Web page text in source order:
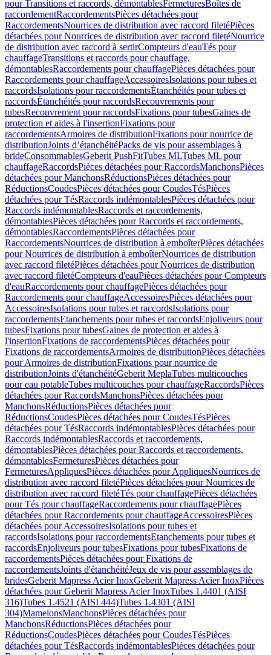
pour Transitions et raccords, démontablesFermeturesBoîtes de
raccordementRaccordementsPièces détachées pour
RaccordementsNourrices de distribution avec raccord filetéPièces
détachées pour Nourrices de distribution avec raccord filetéNourrice
de distribution avec raccord à sertirCompteurs d'eauTés pour
chauffageTransitions et raccords pour chauffage,
démontablesRaccordements pour chauffagePièces détachées pour
Raccordements pour chauffageAccessoiresIsolations pour tubes et
raccordsIsolations pour raccordementsÉtanchéités pour tubes et
raccordsÉtanchéités pour raccordsRecouvrements pour
tubesRecouvrement pour raccordsFixations pour tubesGaines de
protection et aides à l'insertionFixations pour
raccordementsArmoires de distributionFixations pour nourrice de
distributionJoints d’étanchéitéPacks de vis pour assemblages à
brideConsommablesGeberit PushFitTubes MLTubes ML pour
chauffageRaccordsPièces détachées pour RaccordsManchonsPièces
détachées pour ManchonsRéductionsPièces détachées pour
RéductionsCoudesPièces détachées pour CoudesTésPièces
détachées pour TésRaccords indémontablesPièces détachées pour
Raccords indémontablesRaccords et raccordements,
démontablesPièces détachées pour Raccords et raccordements,
démontablesRaccordementsPièces détachées pour
RaccordementsNourrices de distribution à emboîterPièces détachées
pour Nourrices de distribution à emboîterNourrices de distribution
avec raccord filetéPièces détachées pour Nourrices de distribution
avec raccord filetéCompteurs d'eauPièces détachées pour Compteurs
d'eauRaccordements pour chauffagePièces détachées pour
Raccordements pour chauffageAccessoiresPièces détachées pour
AccessoiresIsolations pour tubes et raccordsIsolations pour
raccordementsEtanchements pour tubes et raccordsEnjoliveurs pour
tubesFixations pour tubesGaines de protection et aides à
l'insertionFixations de raccordementsPièces détachées pour
Fixations de raccordementsArmoires de distributionPièces détachées
pour Armoires de distributionFixations pour nourrice de
distributionJoints d'étanchéitéGeberit MeplaTubes multicouches
pour eau potableTubes multicouches pour chauffageRaccordsPièces
détachées pour RaccordsManchonsPièces détachées pour
ManchonsRéductionsPièces détachées pour
RéductionsCoudesPièces détachées pour CoudesTésPièces
détachées pour TésRaccords indémontablesPièces détachées pour
Raccords indémontablesRaccords et raccordements,
démontablesPièces détachées pour Raccords et raccordements,
démontablesFermeturesPièces détachées pour
FermeturesAppliquesPièces détachées pour AppliquesNourrices de
distribution avec raccord filetéPièces détachées pour Nourrices de
distribution avec raccord filetéTés pour chauffagePièces détachées
pour Tés pour chauffageRaccordements pour chauffagePièces
détachées pour Raccordements pour chauffageAccessoiresPièces
détachées pour AccessoiresIsolations pour tubes et
raccordsIsolations pour raccordementsEtanchements pour tubes et
raccordsEnjoliveurs pour tubesFixations pour tubesFixations de
raccordementsPièces détachées pour Fixations de
raccordementsJoints d'étanchéitéJeux de vis pour assemblages de
bridesGeberit Mapress Acier InoxGeberit Mapress Acier InoxPièces
détachées pour Geberit Mapress Acier InoxTubes 1.4401 (AISI
316)Tubes 1.4521 (AISI 444)Tubes 1.4301 (AISI
304)MamelonsManchonsPièces détachées pour
ManchonsRéductionsPièces détachées pour
RéductionsCoudesPièces détachées pour CoudesTésPièces
détachées pour TésRaccords indémontablesPièces détachées pour